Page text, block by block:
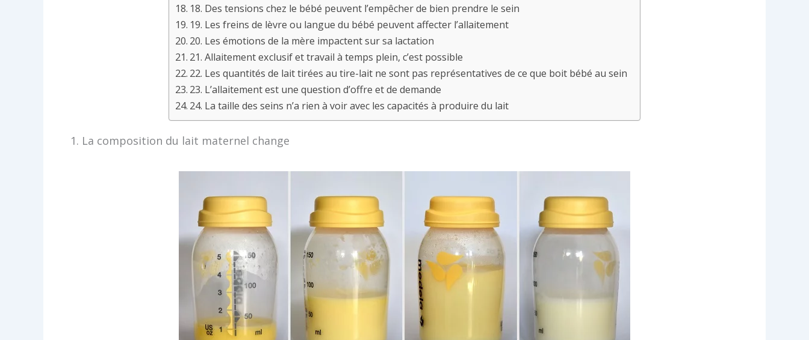
18. Des tensions chez le bébé peuvent l’empêcher de bien prendre le sein
19. Les freins de lèvre ou langue du bébé peuvent affecter l’allaitement
20. Les émotions de la mère impactent sur sa lactation
21. Allaitement exclusif et travail à temps plein, c’est possible
22. Les quantités de lait tirées au tire-lait ne sont pas représentatives de ce que boit bébé au sein
23. L’allaitement est une question d’offre et de demande
24. La taille des seins n’a rien à voir avec les capacités à produire du lait
1. La composition du lait maternel change